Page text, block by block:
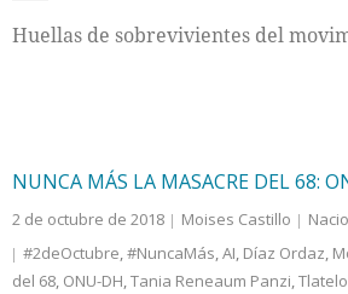
Cultura
Huellas de sobrevivientes del
NUNCA MÁS LA MASACRE DEL 68:
2 de octubre de 2018 Moises Castillo
#2deOctubre,#NuncaMás,AI, Díaz Ordaz,
del 68, ONU-DH,Tania Reneaum Panzi,